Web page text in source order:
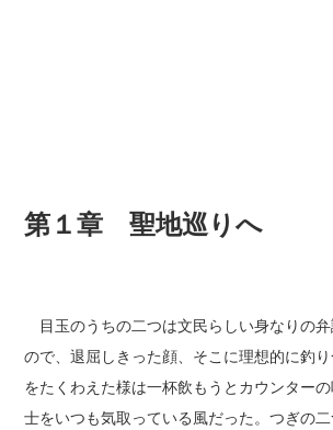
第１章 聖地巡りへ
目玉のうちの二つは文民らしい身なりの
ので、退屈しきった顔、そこに理想的に釣
をたくわえた様は一杯飲もうとカウンター
士をいつも気取っている風だった。つぎの